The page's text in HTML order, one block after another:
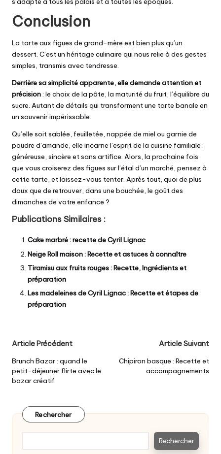
Conclusion
La tarte aux figues de grand-mère est bien plus qu’un
dessert. C’est un héritage culinaire qui nous relie à des gestes
simples, transmis avec tendresse.
Derrière sa simplicité apparente, elle demande attention et
précision: le choix de la pâte, la maturité du fruit, l’équilibre du
sucre. Autant de détails qui transforment une tarte banale en
un souvenir impérissable.
Qu’elle soit sablée, feuilletée, nappée de miel ou garnie de
poudre d’amande, elle incarne l’esprit de la cuisine familiale :
généreuse, sincère et sans artifice. Alors, la prochaine fois
que vous croiserez des figues sur l’étal d’un marché, pensez à
cette tarte, et laissez-vous tenter. Après tout, quoi de plus
doux que de retrouver, dans une bouchée, le goût des
dimanches de votre enfance ?
Publications Similaires :
Cake marbré : recette de Cyril Lignac
Neige Roll maison : Recette et astuces à connaître
Tiramisu aux fruits rouges : Recette, Ingrédients et
préparation
Les madeleines de Cyril Lignac : Recette et étapes de
préparation
Post
navigation
Article Précédent
Brunch Bazar : quand le
petit-déjeuner flirte avec le
bazar créatif
Article Suivant
Chipiron basque : Recette et
accompagnements
Rechercher
Rechercher